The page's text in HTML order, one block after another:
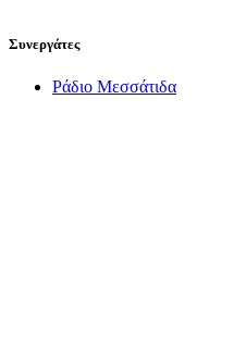
Συνεργάτες
Ράδιο Μεσσάτιδα